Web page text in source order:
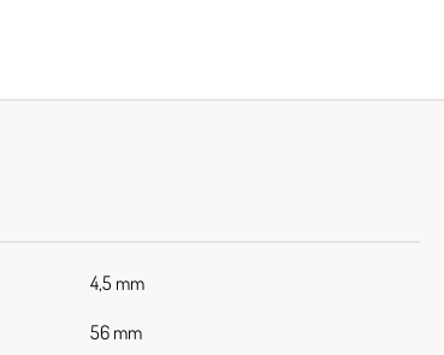
4,5 mm
56 mm